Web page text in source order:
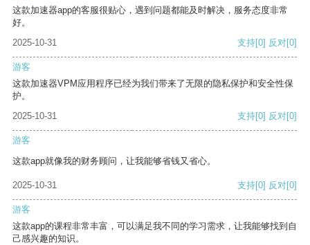
这款加速器app的客服很贴心，遇到问题都能及时解决，服务态度非常
好。
2025-10-31
支持[0] 反对[0]
游客
这款加速器VPM应用程序已经为我们带来了无限的隐私保护和安全性保
护。
2025-10-31
支持[0] 反对[0]
游客
这款app就像我的财务顾问，让我能够省钱又省心。
2025-10-31 支持[0] 反对[0]
游客
这款app的课程非常丰富，可以满足我不同的学习需求，让我能够找到自
己感兴趣的知识。